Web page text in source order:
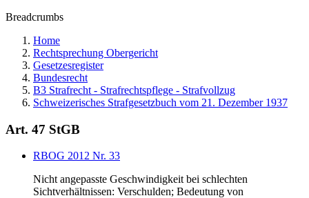
Breadcrumbs
Home
Rechtsprechung Obergericht
Gesetzesregister
Bundesrecht
B3 Strafrecht - Strafrechtspflege - Strafvollzug
Schweizerisches Strafgesetzbuch vom 21. Dezember 1937
Art. 47 StGB
RBOG 2012 Nr. 33
Nicht angepasste Geschwindigkeit bei schlechten
Sichtverhältnissen: Verschulden; Bedeutung von